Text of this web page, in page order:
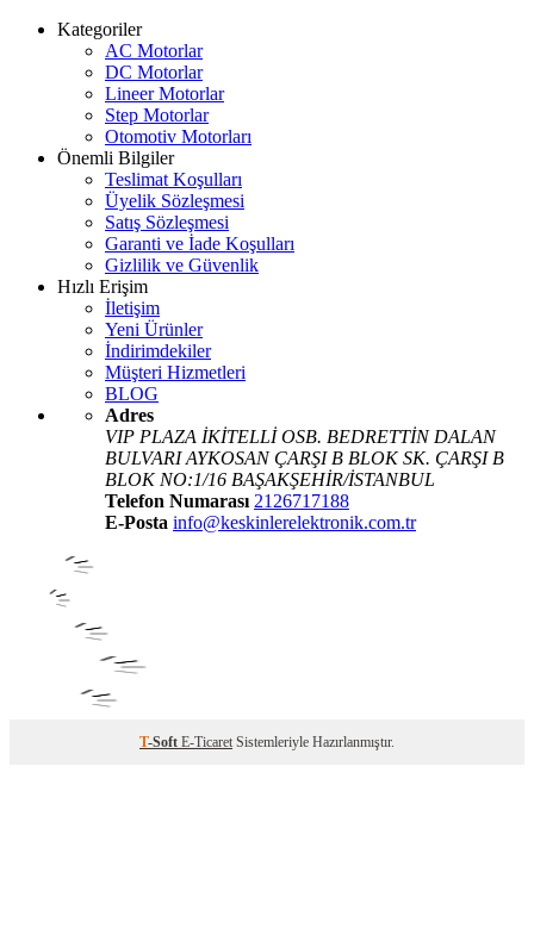
Kategoriler
AC Motorlar
DC Motorlar
Lineer Motorlar
Step Motorlar
Otomotiv Motorları
Önemli Bilgiler
Teslimat Koşulları
Üyelik Sözleşmesi
Satış Sözleşmesi
Garanti ve İade Koşulları
Gizlilik ve Güvenlik
Hızlı Erişim
İletişim
Yeni Ürünler
İndirimdekiler
Müşteri Hizmetleri
BLOG
Adres
VIP PLAZA İKİTELLİ OSB. BEDRETTİN DALAN
BULVARI AYKOSAN ÇARŞI B BLOK SK. ÇARŞI B
BLOK NO:1/16 BAŞAKŞEHİR/İSTANBUL
Telefon Numarası 2126717188
E-Posta info@keskinlerelektronik.com.tr
T-Soft E-Ticaret Sistemleriyle Hazırlanmıştır.